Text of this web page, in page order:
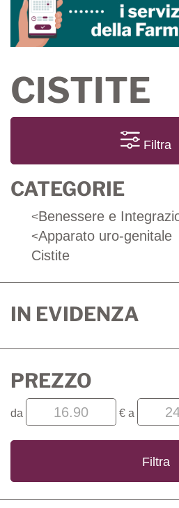
CISTITE
Filtra
CATEGORIE
<Benessere e
<Apparato uro-genitale
Cistite
IN EVIDENZA
PREZZO
filtra
da
da €
filtra
a
a